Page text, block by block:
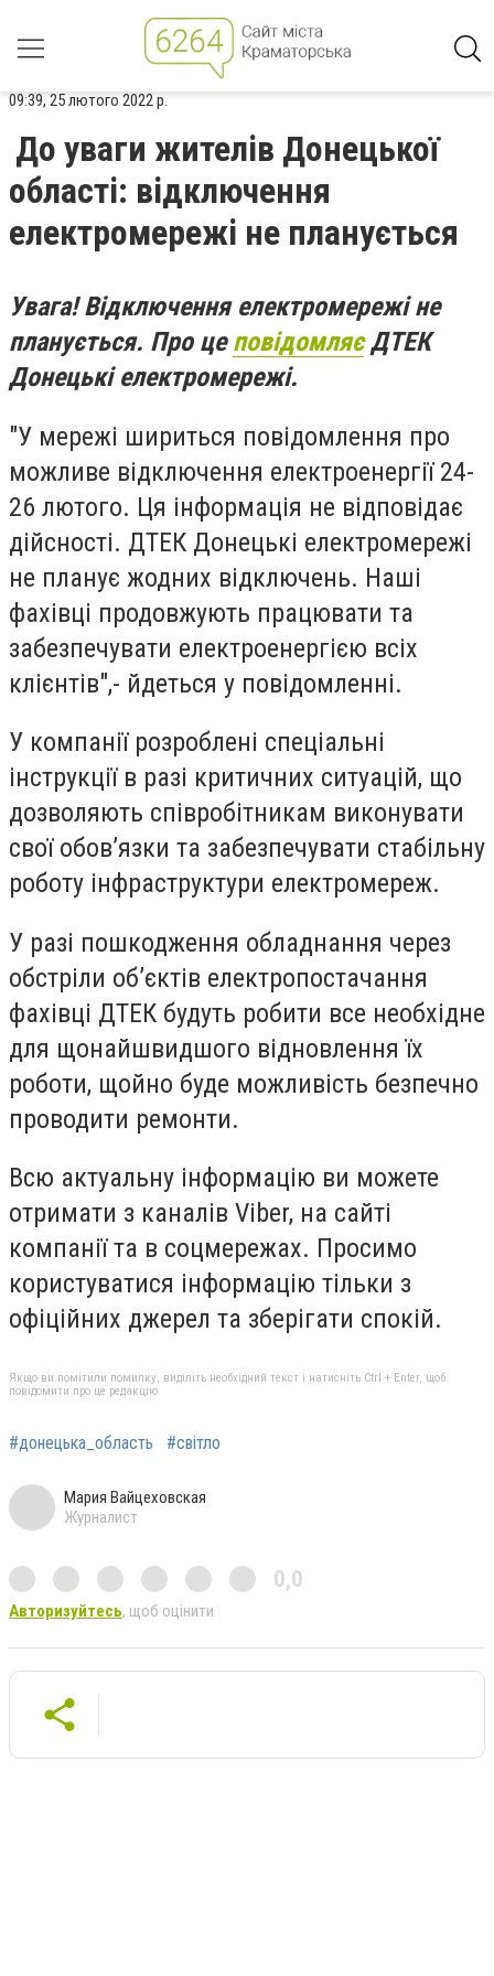
09:39, 25 лютого 2022 р.
До уваги жителів Донецької
області: відключення
електромережі не планується
Увага! Відключення електромережі не
планується. Про цеповідомляєДТЕК
Донецькі електромережі.
"У мережі шириться повідомлення про
можливе відключення електроенергії 24-
26 лютого. Ця інформація не відповідає
дійсності. ДТЕК Донецькі електромережі
не планує жодних відключень. Наші
фахівці продовжують працювати та
забезпечувати електроенергією всіх
клієнтів",- йдеться у повідомленні.
У компанії розроблені спеціальні
інструкції в разі критичних ситуацій, що
дозволяють співробітникам виконувати
свої обов’язки та забезпечувати стабільну
роботу інфраструктури електромереж.
У разі пошкодження обладнання через
обстріли об’єктів електропостачання
фахівці ДТЕК будуть робити все необхідне
для щонайшвидшого відновлення їх
роботи, щойно буде можливість безпечно
проводити ремонти.
Всю актуальну інформацію ви можете
отримати з каналів Viber, на сайті
компанії та в соцмережах. Просимо
користуватися інформацію тільки з
офіційних джерел та зберігати спокій.
Якщо ви помітили помилку, виділіть необхідний текст і натисніть Ctrl + Enter, щоб
повідомити про це редакцію
#донецька_область #світло
Мария Вайцеховская
Журналист
0,0
Авторизуйтесь, щоб оцінити